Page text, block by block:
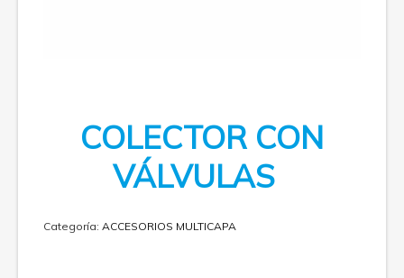
COLECTOR CON
VÁLVULAS
Categoría: ACCESORIOS MULTICAPA